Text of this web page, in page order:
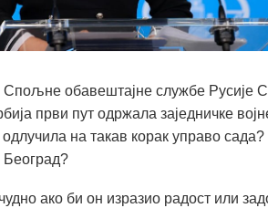
Спољне обавештајне службе Русије
први пут одржала заједничке
на такав корак управо сада?
Београд?
ако би он изразио радост или